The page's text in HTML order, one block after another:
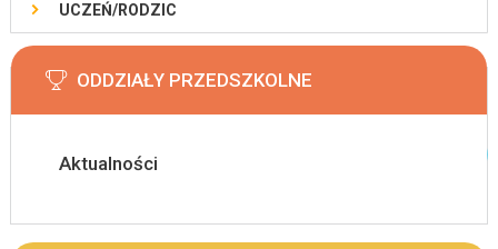
UCZEŃ/RODZIC
ODDZIAŁY PRZEDSZKOLNE
Aktualności